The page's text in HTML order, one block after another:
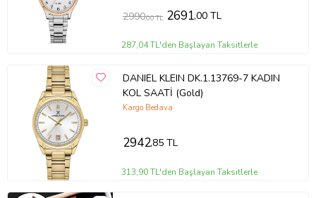
2990,00 TL 2691,00 TL
287,04 TL'den Başlayan Taksitlerle
DANIEL KLEIN DK.1.13769-7 KADIN
KOL SAATİ (Gold)
Kargo Bedava
2942,85 TL
313,90 TL'den Başlayan Taksitlerle